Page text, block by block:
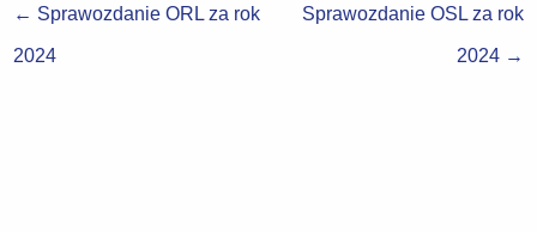
← Sprawozdanie ORL za rok
2024
Sprawozdanie OSL za rok
2024 →